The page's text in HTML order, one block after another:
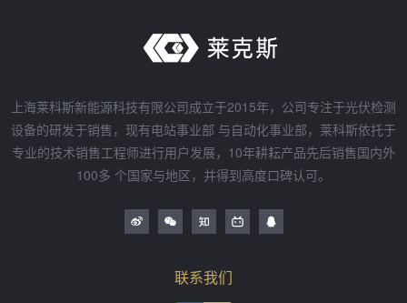
上海莱科斯新能源科技有限公司成立于2015年，公司专注于光伏检测
设备的研发于销售，现有电站事业部 与自动化事业部，莱科斯依托于
专业的技术销售工程师进行用户发展，10年耕耘产品先后销售国内外
100多 个国家与地区，并得到高度口碑认可。
联系我们